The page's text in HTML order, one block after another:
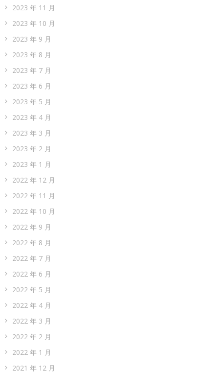
2023 年 11 月
2023 年 10 月
2023 年 9 月
2023 年 8 月
2023 年 7 月
2023 年 6 月
2023 年 5 月
2023 年 4 月
2023 年 3 月
2023 年 2 月
2023 年 1 月
2022 年 12 月
2022 年 11 月
2022 年 10 月
2022 年 9 月
2022 年 8 月
2022 年 7 月
2022 年 6 月
2022 年 5 月
2022 年 4 月
2022 年 3 月
2022 年 2 月
2022 年 1 月
2021 年 12 月